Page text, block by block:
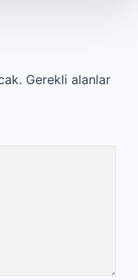
Gerekli alanlar